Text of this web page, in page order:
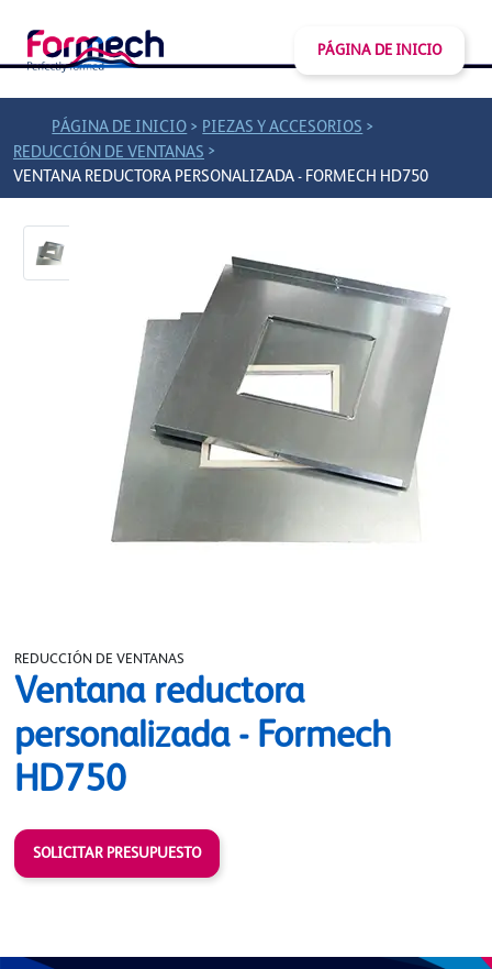
PÁGINA DE INICIO
PÁGINA DE INICIO > PIEZAS Y ACCESORIOS >
REDUCCIÓN DE VENTANAS >
VENTANA REDUCTORA PERSONALIZADA - FORMECH HD750
REDUCCIÓN DE VENTANAS
Ventana reductora
personalizada - Formech
HD750
SOLICITAR PRESUPUESTO